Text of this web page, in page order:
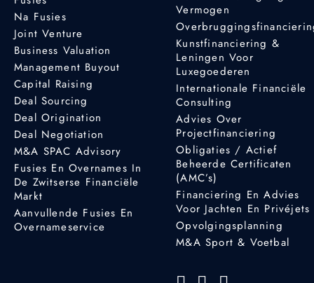
Na Fusies
Joint Venture
Business Valuation
Management Buyout
Capital Raising
Deal Sourcing
Deal Origination
Deal Negotiation
M&A SPAC Advisory
Fusies En Overnames In
De Zwitserse Financiële
Markt
Aanvullende Fusies En
Overnameservice
Vermogen
Kunstfinanciering &
Leningen Voor
Luxegoederen
Internationale Financiële
Consulting
Advies Over
Projectfinanciering
Obligaties / Actief
Beheerde Certificaten
(AMC’s)
Financiering En Advies
Voor Jachten En Privéjets
Opvolgingsplanning
M&A Sport & Voetbal